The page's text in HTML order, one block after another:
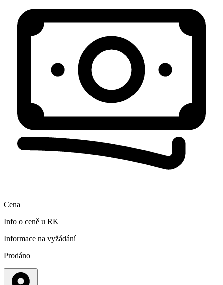
Cena
Info o ceně u RK
Informace na vyžádání
Prodáno